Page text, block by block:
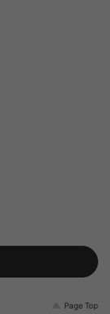
Page Top